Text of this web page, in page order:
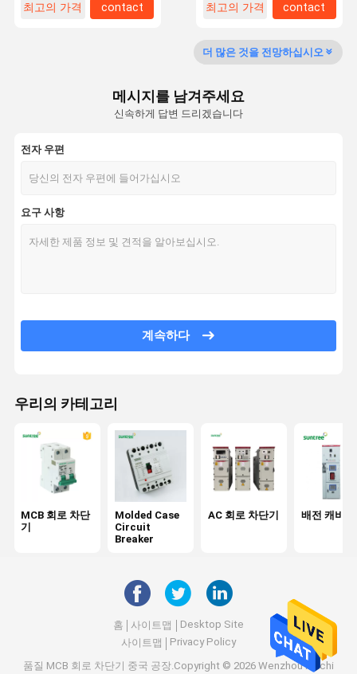
품질 관리
Molded Case Circuit Breaker
Solar Panel Cords
직류 회로 차단기
DC 서지 보호 장치
DC 절연체 스위치
최고의 가격
contact
최고의 가격
contact
더 많은 것을 전망하십시오
메시지를 남겨주세요
신속하게 답변 드리겠습니다
전자 우편
요구 사항
계속하다
우리의 카테고리
MCB 회로 차단
기
Molded Case
Circuit
Breaker
AC 회로 차단기 배전 캐비닛
홈 사이트맵
Desktop Site
사이트맵
Privacy Policy
품질 MCB 회로 차단기
중국 공장.Copyright © 2026 Wenzhou Xinchi